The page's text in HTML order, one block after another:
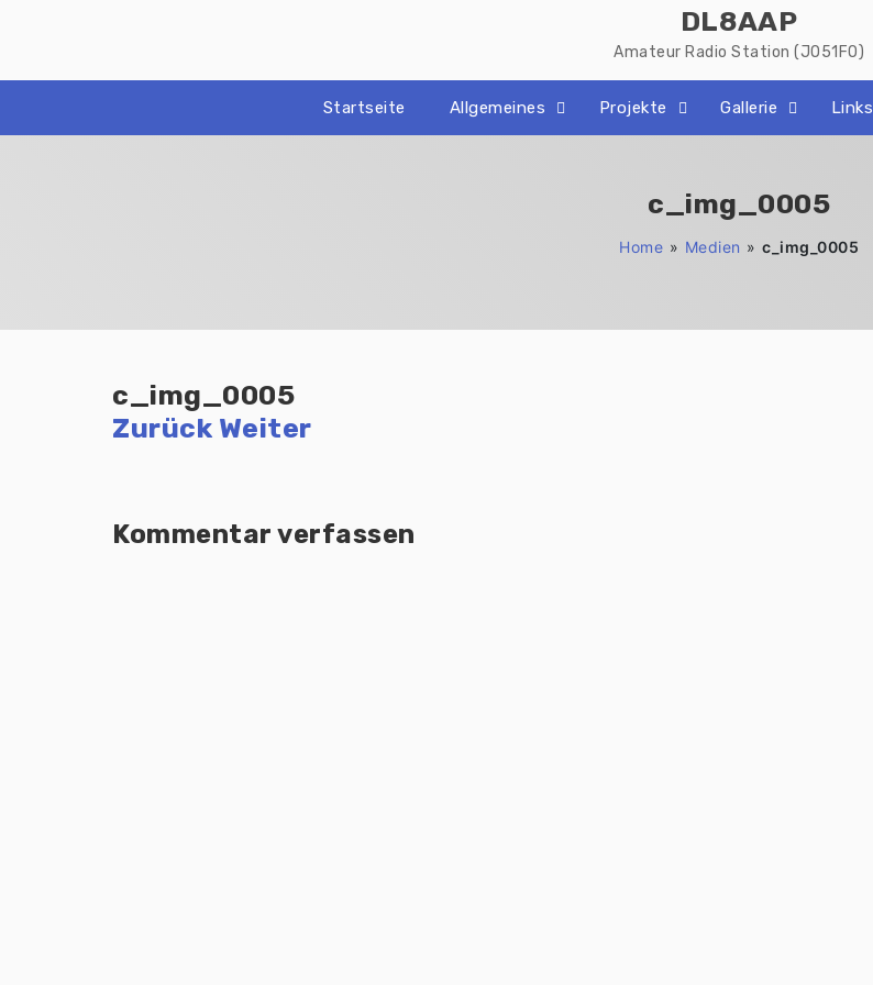
DL8AAP
Amateur Radio Station (JO51FO)
Startseite Allgemeines Projekte Gallerie Links
c_img_0005
Home » Medien » c_img_0005
c_img_0005
Zurück Weiter
Kommentar verfassen